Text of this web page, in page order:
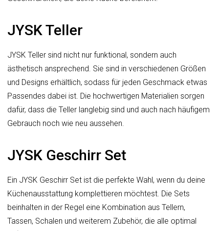
JYSK Teller
JYSK Teller sind nicht nur funktional, sondern auch
ästhetisch ansprechend. Sie sind in verschiedenen Größen
und Designs erhältlich, sodass für jeden Geschmack etwas
Passendes dabei ist. Die hochwertigen Materialien sorgen
dafür, dass die Teller langlebig sind und auch nach häufigem
Gebrauch noch wie neu aussehen.
JYSK Geschirr Set
Ein JYSK Geschirr Set ist die perfekte Wahl, wenn du deine
Küchenausstattung komplettieren möchtest. Die Sets
beinhalten in der Regel eine Kombination aus Tellern,
Tassen, Schalen und weiterem Zubehör, die alle optimal